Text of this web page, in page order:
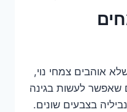
אוהבים צמחי נוי,
שאפשר לעשות בגינה
בצבעים שונים.